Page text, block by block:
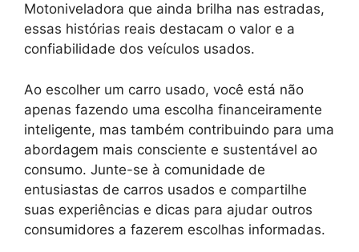
Motoniveladora que ainda brilha nas estradas,
essas histórias reais destacam o valor e a
confiabilidade dos veículos usados.
Ao escolher um carro usado, você está não
apenas fazendo uma escolha financeiramente
inteligente, mas também contribuindo para uma
abordagem mais consciente e sustentável ao
consumo. Junte-se à comunidade de
entusiastas de carros usados e compartilhe
suas experiências e dicas para ajudar outros
consumidores a fazerem escolhas informadas.